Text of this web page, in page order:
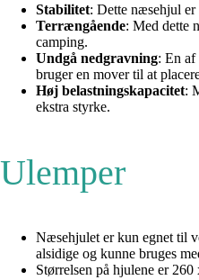
Stabilitet: Dette næsehjul
Terrængående: Med dette
camping.
Undgå nedgravning: En af
bruger en mover til at
Høj belastningskapacitet:
ekstra styrke.
Ulemper
Næsehjulet er kun egnet til
alsidige og kunne bruges
Størrelsen på hjulene er